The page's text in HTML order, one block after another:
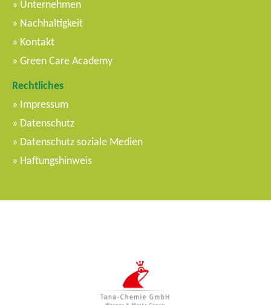
Unternehmen
Nachhaltigkeit
Kontakt
Green Care Academy
Rechtliches
Impressum
Datenschutz
Datenschutz soziale Medien
Haftungshinweis